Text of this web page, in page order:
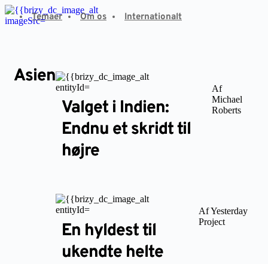
Fortsæt
til
Temaer Om os Internationalt
Asien
Valget i Indien:
Endnu et skridt til
højre
Af
Michael
Roberts
En hyldest til
ukendte helte
Af Yesterday
Project